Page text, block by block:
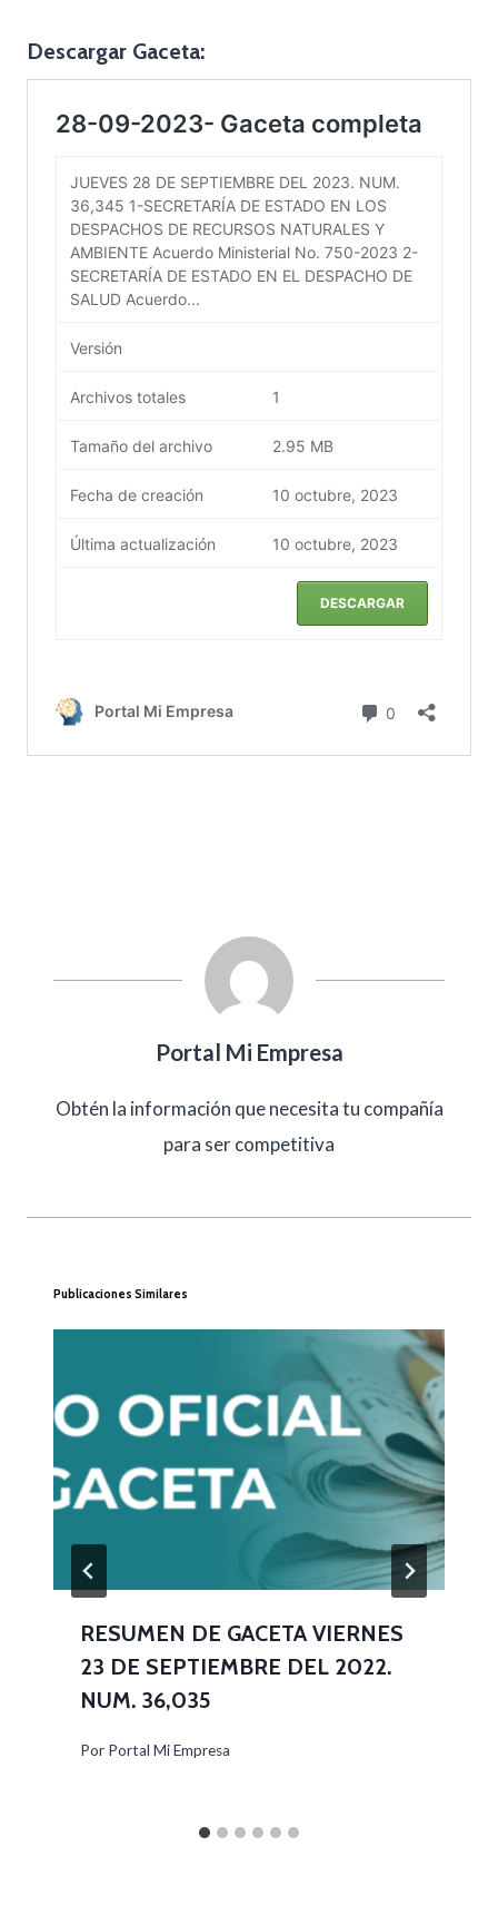
Descargar Gaceta:
Portal Mi Empresa
Obtén la información que necesita tu compañía
para ser competitiva
Publicaciones Similares
RESUMEN DE GACETA VIERNES
23 DE SEPTIEMBRE DEL 2022.
NUM. 36,035
Por Portal Mi Empresa